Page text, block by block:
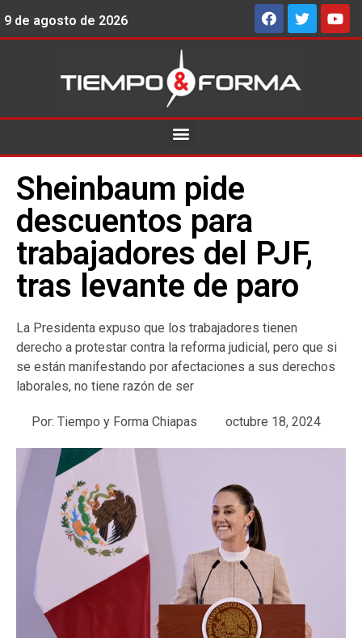
9 de agosto de 2026
Sheinbaum pide
descuentos para
trabajadores del PJF,
tras levante de paro
La Presidenta expuso que los trabajadores tienen
derecho a protestar contra la reforma judicial, pero que si
se están manifestando por afectaciones a sus derechos
laborales, no tiene razón de ser
Por: Tiempo y Forma Chiapas octubre 18, 2024